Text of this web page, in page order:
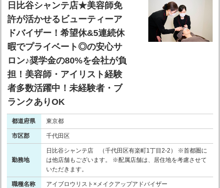
日比谷シャンテ店★美容師免
許が活かせるビューティーア
ドバイザー！希望休&5連続休
暇でプライベート◎の安心サ
ロン♪奨学金の80%を会社が負
担！美容師・アイリスト経験
者多数活躍中！未経験者・ブ
ランクありOK
都道府県 東京都
市区郡 千代田区
勤務地
日比谷シャンテ店 （千代田区有楽町1丁目2-2） ※首都圏に
は他店舗もございます。 ※配属店舗は、居住地を考慮させて
いただきます。
職種名称 アイブロウリスト×メイクアップアドバイザー